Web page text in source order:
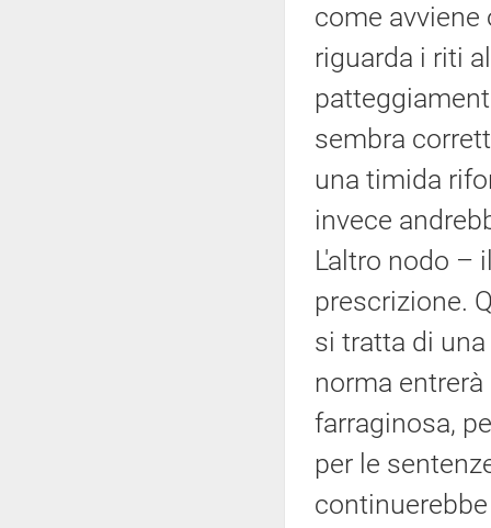
come avviene
riguarda i riti
sembra
una timida
invece
L'altro nodo –
prescrizione.
si tratta di
norma
farraginosa,
per le